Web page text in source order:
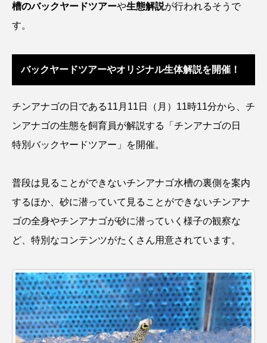
アサヒガニ アザアシ アシカ アジ
アブラボテ アマガエル アマゴ
アユ アリアケギバチ アリゲーターガー
イッカク イトウ イトヒキアジ
イリエワニ イワナ インドネシア
ウツボ ウナギ ウバザメ
ウマヅラハギ ウミウシ エイ
エゾアイナメ エッセイ オオカミウオ
槽のバックヤードツアーや生態解説が行われるそうで
す。
バックヤードツアーやオリジナル生体解説を開催！
チンアナゴの日である11月11日（月）11時11分から、チ
ンアナゴの生態を飼育員が解説する「チンアナゴの日
特別バックヤードツアー」を開催。
普段は見ることができないチンアナゴ水槽の裏側を案内
するほか、砂に潜っていて見ることができないチンアナ
ゴの全身やチンアナゴが砂に潜っていく様子の観察な
ど、特別なコンテンツがたくさん用意されています。